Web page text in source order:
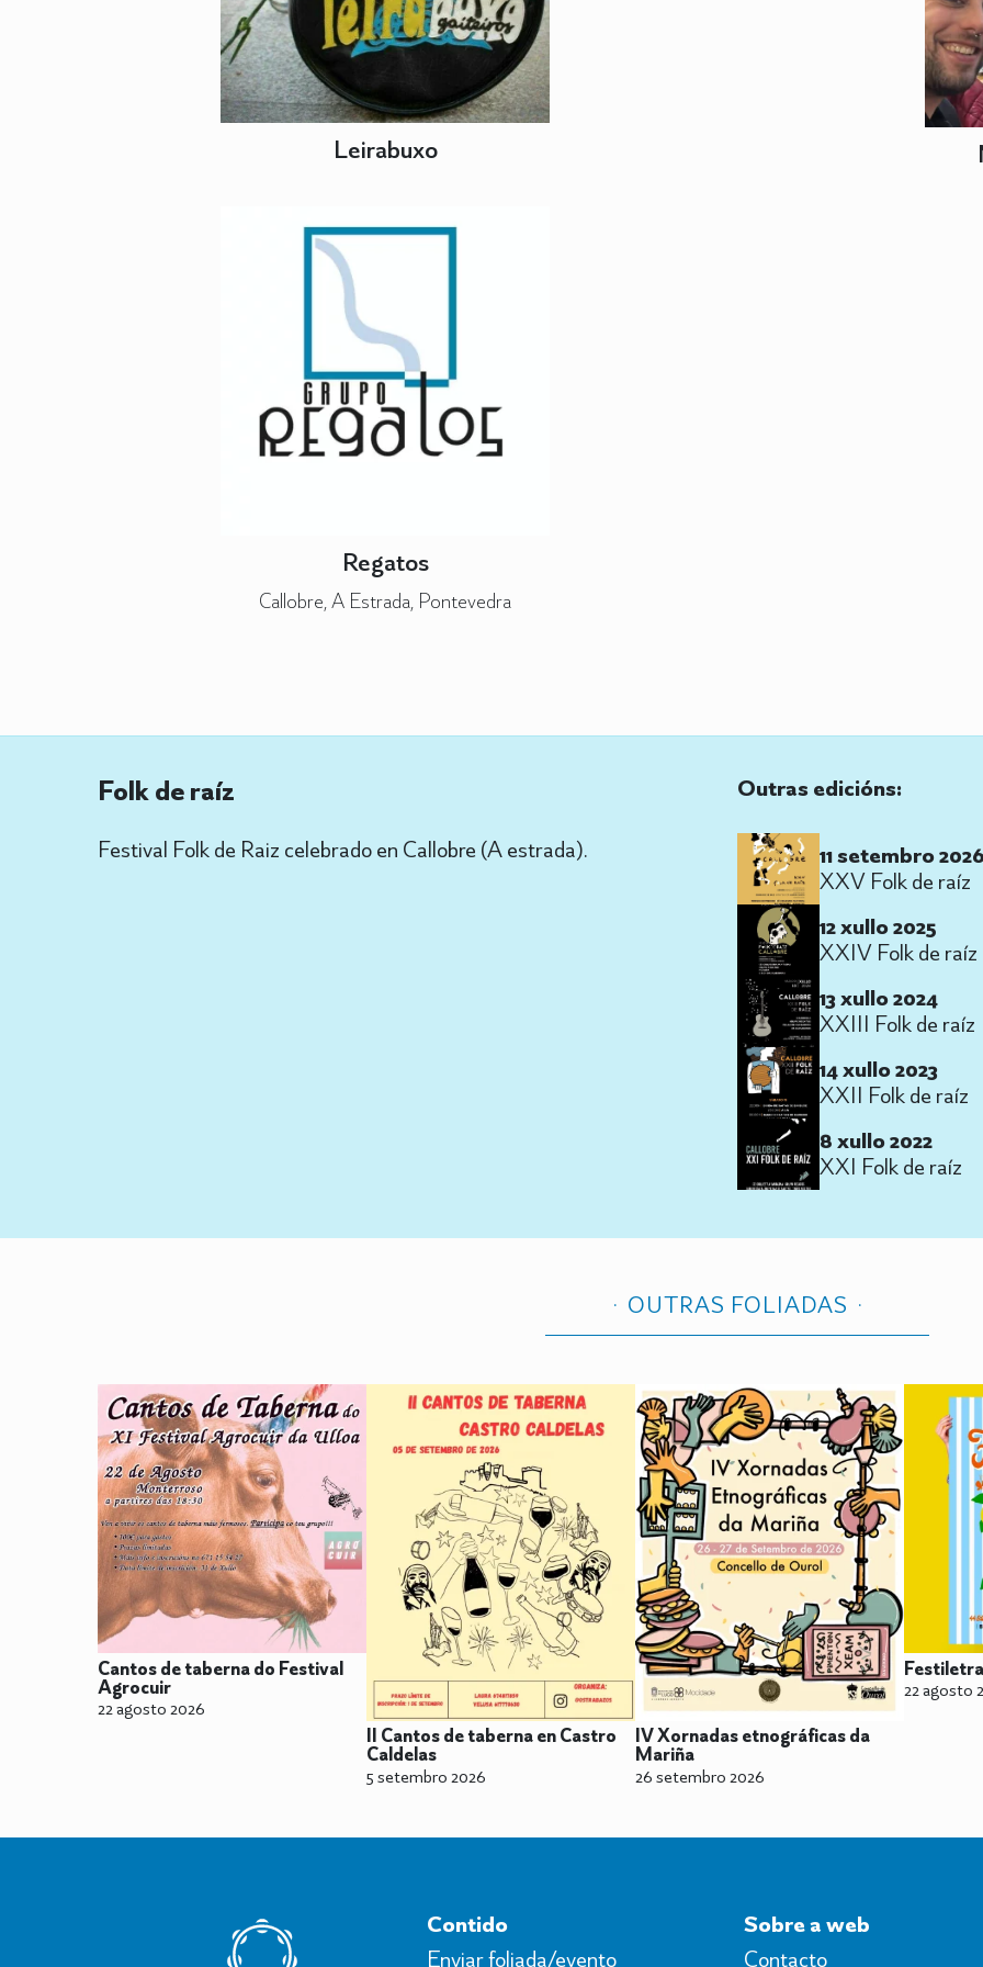
Leirabuxo
Regatos
Callobre, A Estrada, Pontevedra
Folk de raíz
Festival Folk de Raiz celebrado en Callobre (A estrada).
Outras edicións:
11 setembro
XXV Folk de raíz
12 xullo 2025
XXIV Folk de raíz
13 xullo 2024
XXIII Folk de raíz
14 xullo 2023
XXII Folk de raíz
8 xullo 2022
XXI Folk de raíz
OUTRAS FOLIADAS
Cantos de taberna do Festival
Agrocuir
22 agosto 2026
II Cantos de taberna en Castro
Caldelas
5 setembro 2026
IV Xornadas etnográficas da
Mariña
26 setembro 2026
22 agosto
Contido
Enviar foliada/evento
Sobre a web
Contacto